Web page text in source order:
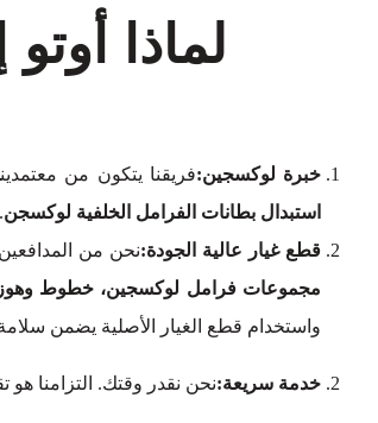
لماذا
خبرة لوكسجين:فريقنا يتكون من معتمدين
استبدال بطانات الفرامل الخلفية لوكسجن
قطع غيار عالية الجودة:نحن من
مجموعات فرامل لوكسجين، خطوط
واستخدام قطع الغيار الأصلية يضمن
خدمة سريعة:نحن نقدر وقتك. التزامنا هو